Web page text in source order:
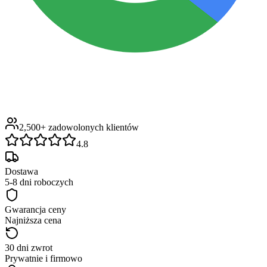
2,500+ zadowolonych klientów
4.8
Dostawa
5-8 dni roboczych
Gwarancja ceny
Najniższa cena
30 dni zwrot
Prywatnie i firmowo